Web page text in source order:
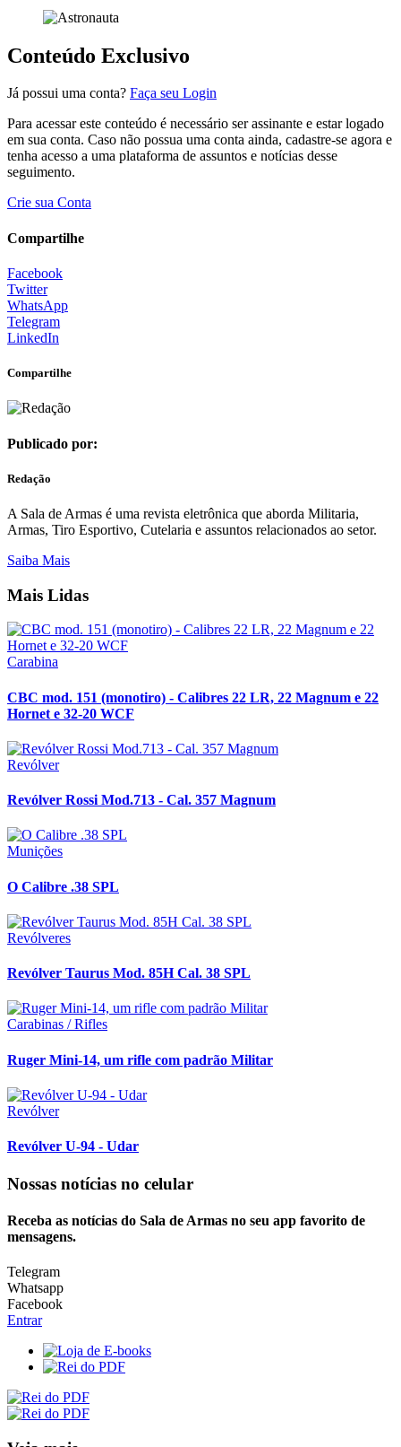
Conteúdo Exclusivo
Já possui uma conta? Faça seu Login
Para acessar este conteúdo é necessário ser assinante e estar logado
em sua conta. Caso não possua uma conta ainda, cadastre-se agora e
tenha acesso a uma plataforma de assuntos e notícias desse
seguimento.
Crie sua Conta
Compartilhe
Facebook
Twitter
WhatsApp
Telegram
LinkedIn
Compartilhe
Publicado por:
Redação
A Sala de Armas é uma revista eletrônica que aborda Militaria,
Armas, Tiro Esportivo, Cutelaria e assuntos relacionados ao setor.
Saiba Mais
Mais Lidas
Carabina
CBC mod. 151 (monotiro) - Calibres 22 LR, 22 Magnum e 22
Hornet e 32-20 WCF
Revólver
Revólver Rossi Mod.713 - Cal. 357 Magnum
Munições
O Calibre .38 SPL
Revólveres
Revólver Taurus Mod. 85H Cal. 38 SPL
Carabinas / Rifles
Ruger Mini-14, um rifle com padrão Militar
Revólver
Revólver U-94 - Udar
Nossas notícias no celular
Receba as notícias do Sala de Armas no seu app favorito de
mensagens.
Telegram
Whatsapp
Facebook
Entrar